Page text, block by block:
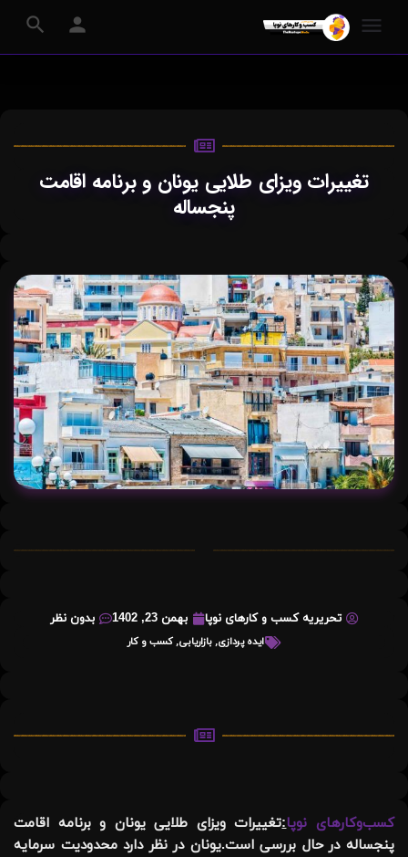
تغییرات ویزای طلایی یونان و برنامه اقامت
پنجساله
تحریریه کسب و کارهای نوپا بهمن 23, 1402 بدون نظر
ایده پردازی,بازاریابی,کسب و کار
کسب‌وکارهای نوپا:تغییرات ویزای طلایی یونان و برنامه اقامت
پنجساله در حال بررسی است.یونان در نظر دارد محدودیت سرمایه